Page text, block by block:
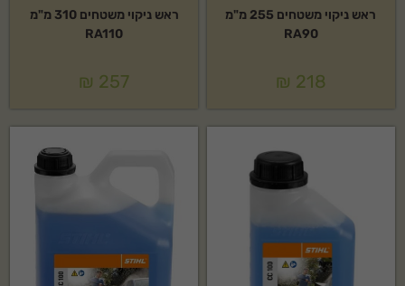
ראש ניקוי משטחים 255 מ"מ
RA90
₪ 218
ראש ניקוי משטחים 310 מ"מ
RA110
₪ 257